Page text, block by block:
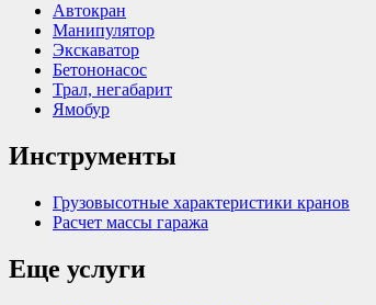
Автокран
Манипулятор
Экскаватор
Бетононасос
Трал, негабарит
Ямобур
Инструменты
Грузовысотные характеристики кранов
Расчет массы гаража
Еще услуги